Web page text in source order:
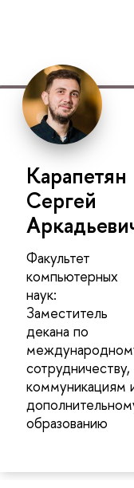
Карапетян
Сергей
Факультет
компьютерных
наук:
Заместитель
декана по
сотрудничеству,
коммуникациям
образованию